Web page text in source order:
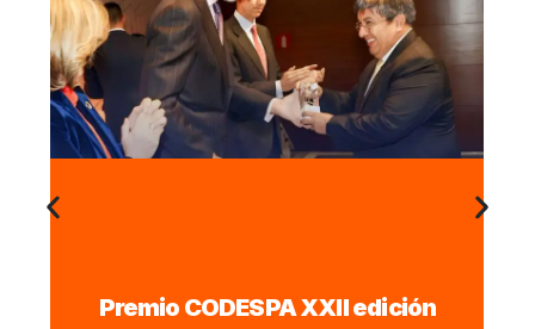
Premio CODESPA XXII edición